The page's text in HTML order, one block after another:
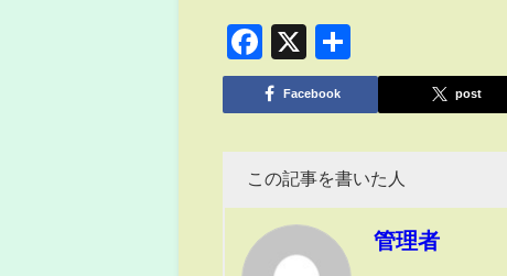
Facebook
X
有
Facebook post
この記事を書いた人
管理者